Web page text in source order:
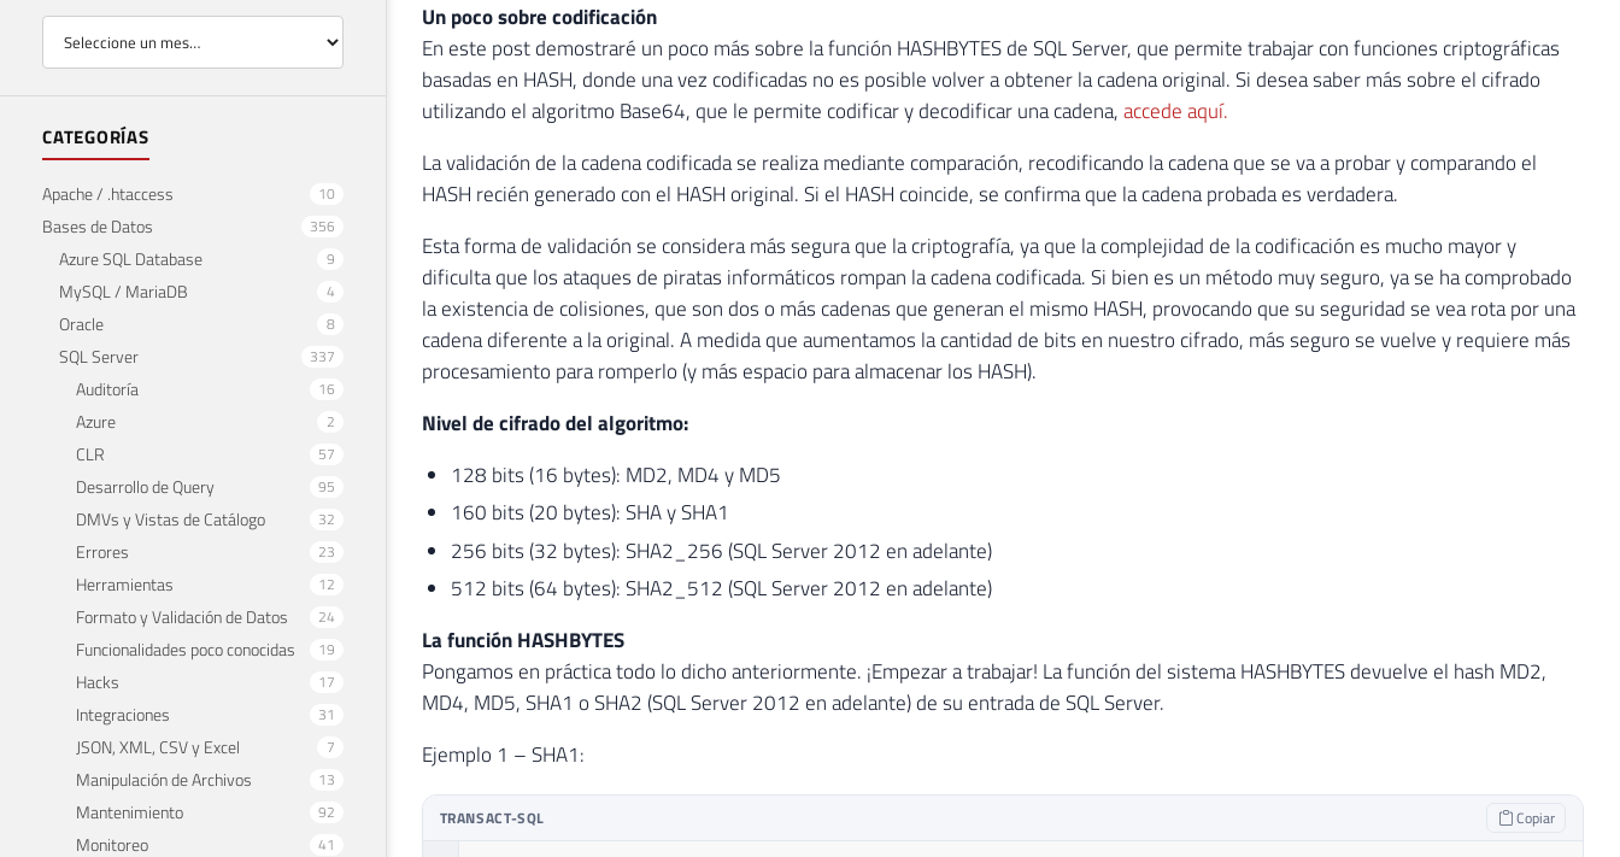
CATEGORÍAS
Apache / .htaccess 10
Bases de Datos 356
Azure SQL Database 9
MySQL / MariaDB 4
Oracle 8
SQL Server 337
Auditoría 16
Azure 2
CLR 57
Desarrollo de Query 95
DMVs y Vistas de Catálogo 32
Errores 23
Herramientas 12
Formato y Validación de Datos 24
Funcionalidades poco conocidas 19
Hacks 17
Integraciones 31
JSON, XML, CSV y Excel 7
Manipulación de Archivos 13
Mantenimiento 92
Monitoreo 41
Un poco sobre codificación
En este post demostraré un poco más sobre la función HASHBYTES de SQL Server, que permite trabajar con funciones criptográficas
basadas en HASH, donde una vez codificadas no es posible volver a obtener la cadena original. Si desea saber más sobre el cifrado
utilizando el algoritmo Base64, que le permite codificar y decodificar una cadena,accede aquí.
La validación de la cadena codificada se realiza mediante comparación, recodificando la cadena que se va a probar y comparando el
HASH recién generado con el HASH original. Si el HASH coincide, se confirma que la cadena probada es verdadera.
Esta forma de validación se considera más segura que la criptografía, ya que la complejidad de la codificación es mucho mayor y
dificulta que los ataques de piratas informáticos rompan la cadena codificada. Si bien es un método muy seguro, ya se ha comprobado
la existencia de colisiones, que son dos o más cadenas que generan el mismo HASH, provocando que su seguridad se vea rota por una
cadena diferente a la original. A medida que aumentamos la cantidad de bits en nuestro cifrado, más seguro se vuelve y requiere más
procesamiento para romperlo (y más espacio para almacenar los HASH).
Nivel de cifrado del algoritmo:
128 bits (16 bytes): MD2, MD4 y MD5
160 bits (20 bytes): SHA y SHA1
256 bits (32 bytes): SHA2_256 (SQL Server 2012 en adelante)
512 bits (64 bytes): SHA2_512 (SQL Server 2012 en adelante)
La función HASHBYTES
Pongamos en práctica todo lo dicho anteriormente. ¡Empezar a trabajar! La función del sistema HASHBYTES devuelve el hash MD2,
MD4, MD5, SHA1 o SHA2 (SQL Server 2012 en adelante) de su entrada de SQL Server.
Ejemplo 1 – SHA1:
TRANSACT-SQL Copiar